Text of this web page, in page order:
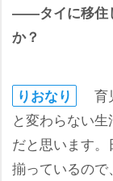
――タイに移住
か？
りおなり
育
と変わらない
だと思います
揃っているの